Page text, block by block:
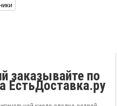
заказывайте по
ЕстьДоставка.ру